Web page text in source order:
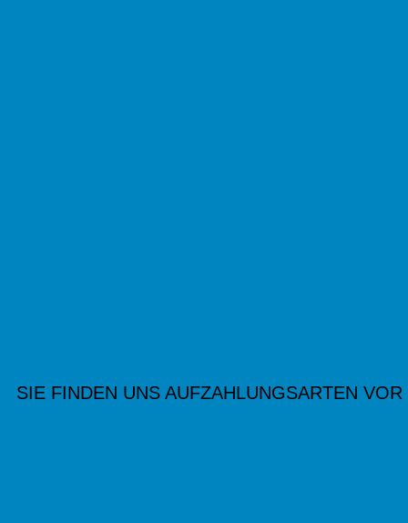
SIE FINDEN UNS AUFZAHLUNGSARTEN VOR